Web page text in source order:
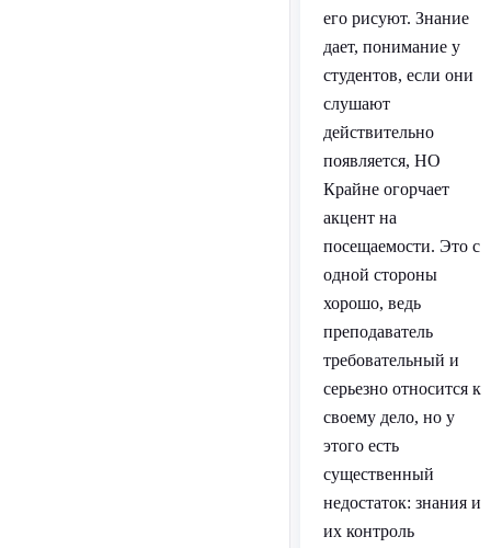
его рисуют. Знание
дает, понимание у
студентов, если они
слушают
действительно
появляется, НО
Крайне огорчает
акцент на
посещаемости. Это с
одной стороны
хорошо, ведь
преподаватель
требовательный и
серьезно относится к
своему дело, но у
этого есть
существенный
недостаток: знания и
их контроль